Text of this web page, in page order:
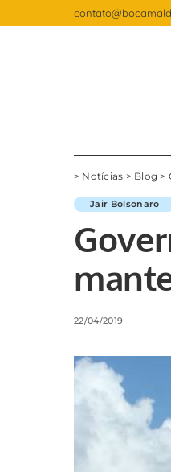
> Notícias > Blog >
Jair Bolsonaro
22/04/2019